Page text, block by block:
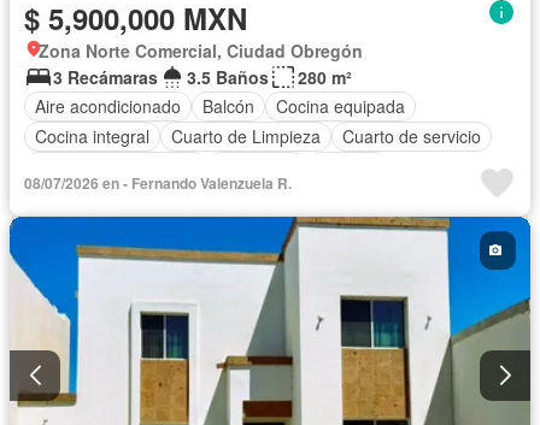
$ 5,900,000 MXN
Zona Norte Comercial, Ciudad Obregón
3 Recámaras
3.5 Baños
280 m²
Aire acondicionado
Balcón
Cocina equipada
Cocina integral
Cuarto de Limpieza
Cuarto de servicio
08/07/2026 en - Fernando Valenzuela R.